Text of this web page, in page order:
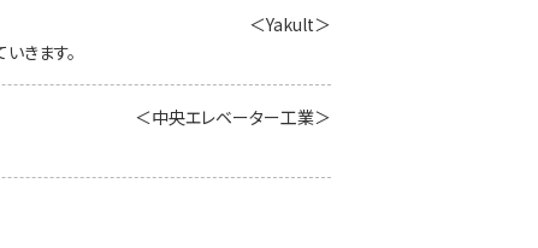
＜Yakult＞
きます。
＜中央エレベーター工業＞